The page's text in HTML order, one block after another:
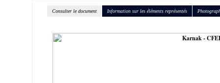
Consulter le document Information sur les éléments représentés